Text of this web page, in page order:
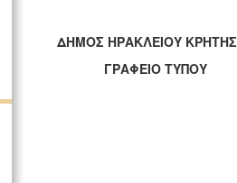
ΔΗΜΟΣ ΗΡΑΚΛΕΙΟΥ ΚΡΗΤΗΣ
ΓΡΑΦΕΙΟ ΤΥΠΟΥ